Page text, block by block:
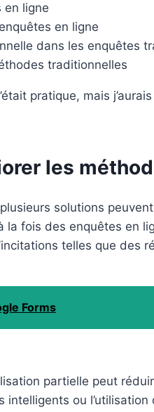
en ligne
en ligne
dans les enquêtes
traditionnelles
pratique, mais
les
solutions
la fois des enquêtes en
telles que
Forms
partielle peut
ou